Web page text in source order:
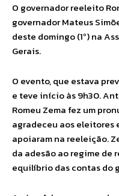
O governador reeleito
governador Mateus
deste domingo (1º) na
Gerais.
O evento, que estava
e teve início às 9h30.
Romeu Zema fez um
agradeceu aos eleitores
apoiaram na reeleição.
da adesão ao regime de
equilíbrio das contas do